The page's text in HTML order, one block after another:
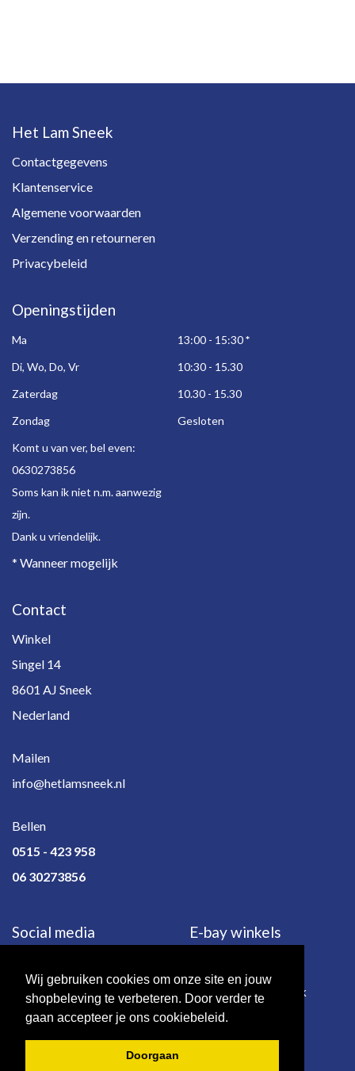
Wij gebruiken cookies om onze site en jouw
shopbeleving te verbeteren. Door verder te
gaan accepteer je ons cookiebeleid.
Doorgaan
Het Lam Sneek
Contactgegevens
Klantenservice
Algemene voorwaarden
Verzending en retourneren
Privacybeleid
Openingstijden
Ma 13:00 - 15:30*
Di, Wo, Do, Vr
10:30 - 15.30
Zaterdag
10.30 - 15.30
Zondag
Gesloten
Komt u van ver, bel even:
0630273856
Soms kan ik niet n.m. aanwezig
zijn.
Dank u vriendelijk.
* Wanneer mogelijk
Contact
Winkel
Singel 14
8601 AJ Sneek
Nederland
Mailen
info@hetlamsneek.nl
Bellen
0515 - 423 958
06 30273856
Social media E-bay winkels
e-bay.de e-bay.co.uk